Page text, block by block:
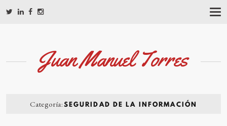
T
Juan Manuel Torres
Categoría:SEGURIDAD DE LA INFORMACIÓN